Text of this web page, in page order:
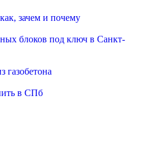
зачем и почему
блоков под ключ в Санкт-
газобетона
в СПб